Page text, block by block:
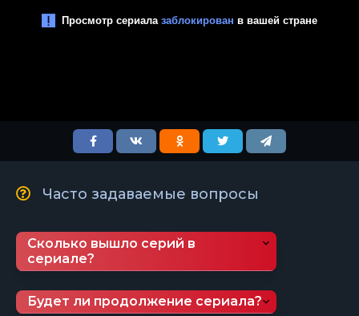
Часто задаваемые вопросы
Сколько вышло серий в
сериале?
Будет ли продолжение сериала?